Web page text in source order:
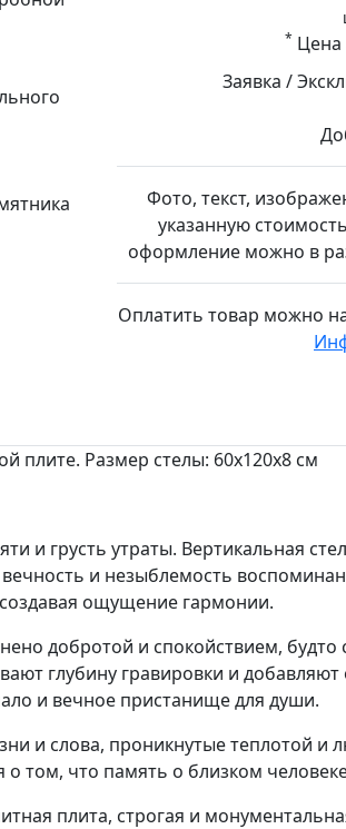
* Цена
Заявка /
Фото, текст,
указанную
оформление можно в
Оплатить товар можно
плите. Размер стелы: 60х120х8 см
грусть утраты. Вертикальная
и незыблемость
ощущение гармонии.
добротой и спокойствием,
глубину гравировки и
и вечное пристанище для души.
и слова, проникнутые теплотой и
что память о близком человеке
плита, строгая и